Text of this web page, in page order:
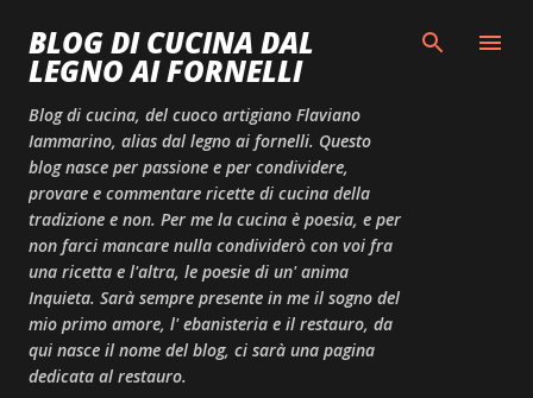
Passa ai contenuti principali
BLOG DI CUCINA DAL
LEGNO AI FORNELLI
Blog di cucina, del cuoco artigiano Flaviano
Iammarino, alias dal legno ai fornelli. Questo
blog nasce per passione e per condividere,
provare e commentare ricette di cucina della
tradizione e non. Per me la cucina è poesia, e per
non farci mancare nulla condividerò con voi fra
una ricetta e l'altra, le poesie di un' anima
Inquieta. Sarà sempre presente in me il sogno del
mio primo amore, l' ebanisteria e il restauro, da
qui nasce il nome del blog, ci sarà una pagina
dedicata al restauro.